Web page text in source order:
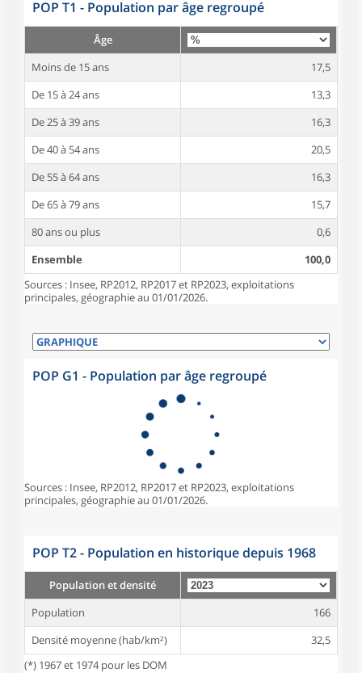
POP T1 - Population par âge regroupé
Âge
Moins de 15 ans
17,5
De 15 à 24 ans
13,3
De 25 à 39 ans
16,3
De 40 à 54 ans
20,5
De 55 à 64 ans
16,3
De 65 à 79 ans
15,7
80 ans ou plus
0,6
Ensemble
100,0
Sources : Insee, RP2012, RP2017 et RP2023, exploitations
principales, géographie au 01/01/2026.
POP G1 - Population par âge regroupé
Sources : Insee, RP2012, RP2017 et RP2023, exploitations
principales, géographie au 01/01/2026.
POP T2 - Population en historique depuis 1968
Population et densité
Population
166
Densité moyenne (hab/km²)
32,5
(*) 1967 et 1974 pour les DOM